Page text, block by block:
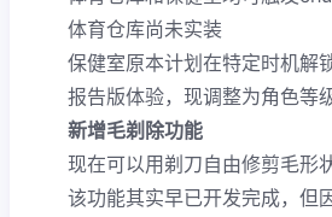
体育仓库尚未实装
保健室原本计划在特定时机解
报告版体验，现调整为角色等
新增毛剃除功能
现在可以用剃刀自由修剪毛形
该功能其实早已开发完成，但